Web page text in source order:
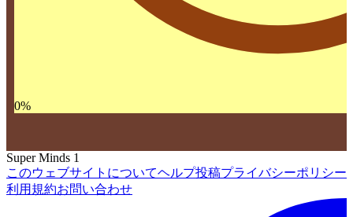
0%
Super Minds 1
このウェブサイトについてヘルプ投稿プライバシーポリシー
利用規約お問い合わせ